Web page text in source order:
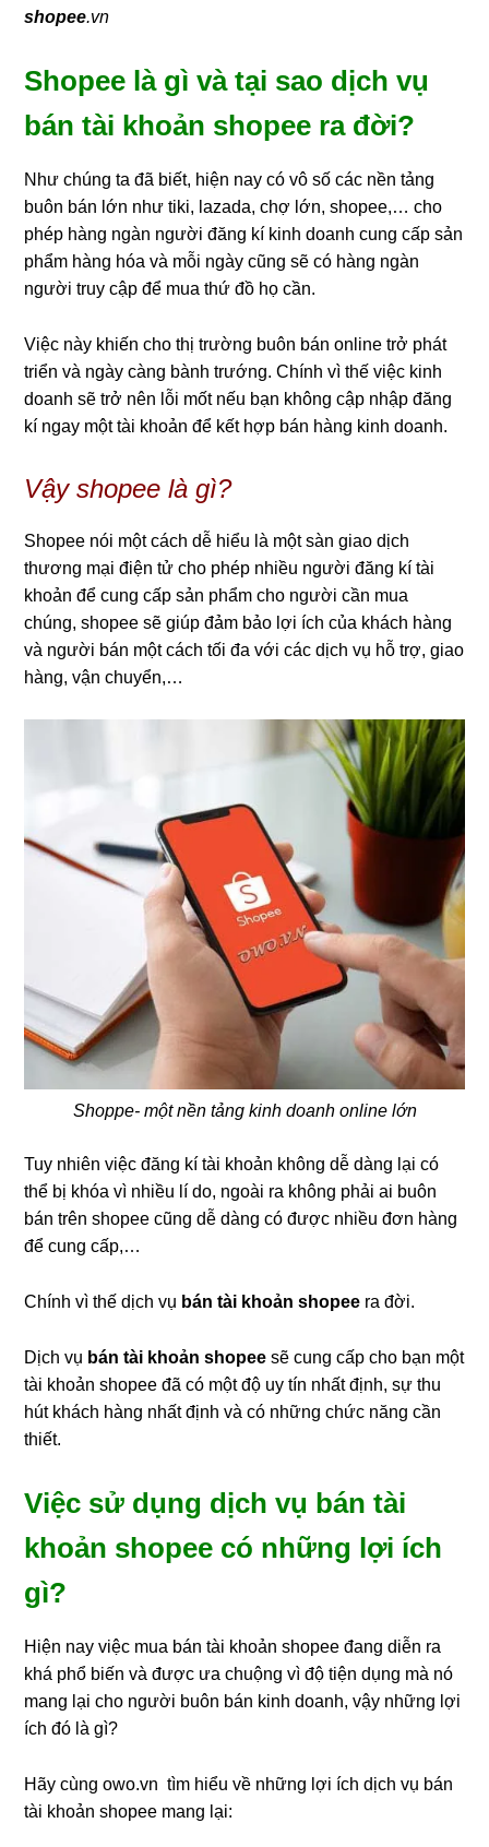
shopee.vn
Shopee là gì và tại sao dịch vụ
bán tài khoản shopee ra đời?
Như chúng ta đã biết, hiện nay có vô số các nền tảng
buôn bán lớn như tiki, lazada, chợ lớn, shopee,… cho
phép hàng ngàn người đăng kí kinh doanh cung cấp sản
phẩm hàng hóa và mỗi ngày cũng sẽ có hàng ngàn
người truy cập để mua thứ đồ họ cần.
Việc này khiến cho thị trường buôn bán online trở phát
triển và ngày càng bành trướng. Chính vì thế việc kinh
doanh sẽ trở nên lỗi mốt nếu bạn không cập nhập đăng
kí ngay một tài khoản để kết hợp bán hàng kinh doanh.
Vậy shopee là gì?
Shopee nói một cách dễ hiểu là một sàn giao dịch
thương mại điện tử cho phép nhiều người đăng kí tài
khoản để cung cấp sản phẩm cho người cần mua
chúng, shopee sẽ giúp đảm bảo lợi ích của khách hàng
và người bán một cách tối đa với các dịch vụ hỗ trợ, giao
hàng, vận chuyển,…
Shoppe- một nền tảng kinh doanh online lớn
Tuy nhiên việc đăng kí tài khoản không dễ dàng lại có
thể bị khóa vì nhiều lí do, ngoài ra không phải ai buôn
bán trên shopee cũng dễ dàng có được nhiều đơn hàng
để cung cấp,…
Chính vì thế dịch vụ bán tài khoản shopee ra đời.
Dịch vụ bán tài khoản shopee sẽ cung cấp cho bạn một
tài khoản shopee đã có một độ uy tín nhất định, sự thu
hút khách hàng nhất định và có những chức năng cần
thiết.
Việc sử dụng dịch vụ bán tài
khoản shopee có những lợi ích
gì?
Hiện nay việc mua bán tài khoản shopee đang diễn ra
khá phổ biến và được ưa chuộng vì độ tiện dụng mà nó
mang lại cho người buôn bán kinh doanh, vậy những lợi
ích đó là gì?
Hãy cùng owo.vn tìm hiểu về những lợi ích dịch vụ bán
tài khoản shopee mang lại: